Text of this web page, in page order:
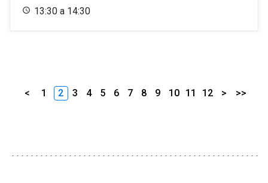
13:30 a 14:30
< 1 2 3 4 5 6 7 8 9 10 11 12 > >>